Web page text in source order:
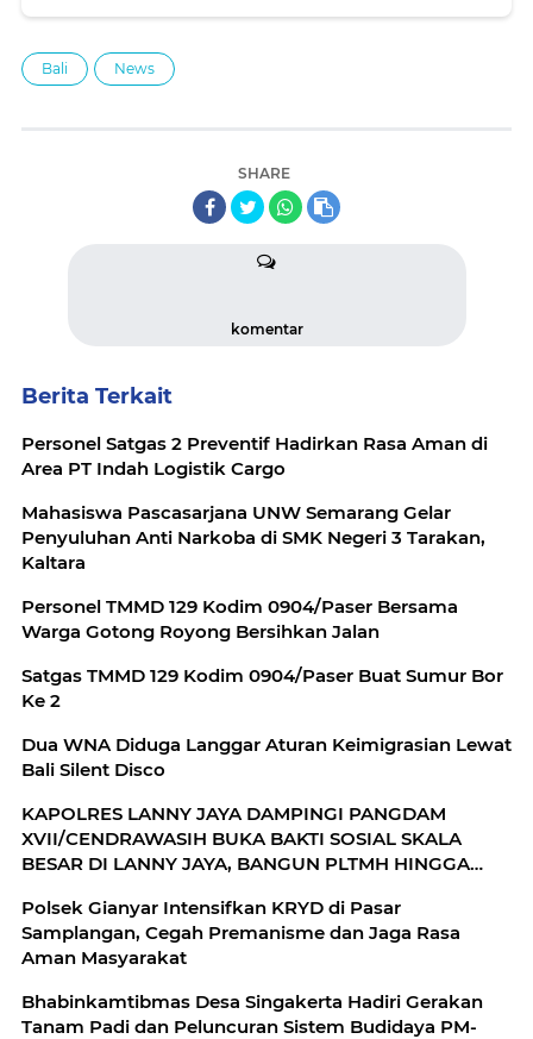
Bali News
SHARE
komentar
Berita Terkait
Personel Satgas 2 Preventif Hadirkan Rasa Aman di
Area PT Indah Logistik Cargo
Mahasiswa Pascasarjana UNW Semarang Gelar
Penyuluhan Anti Narkoba di SMK Negeri 3 Tarakan,
Kaltara
Personel TMMD 129 Kodim 0904/Paser Bersama
Warga Gotong Royong Bersihkan Jalan
Satgas TMMD 129 Kodim 0904/Paser Buat Sumur Bor
Ke 2
Dua WNA Diduga Langgar Aturan Keimigrasian Lewat
Bali Silent Disco
KAPOLRES LANNY JAYA DAMPINGI PANGDAM
XVII/CENDRAWASIH BUKA BAKTI SOSIAL SKALA
BESAR DI LANNY JAYA, BANGUN PLTMH HINGGA
Polsek Gianyar Intensifkan KRYD di Pasar
Samplangan, Cegah Premanisme dan Jaga Rasa
Aman Masyarakat
Bhabinkamtibmas Desa Singakerta Hadiri Gerakan
Tanam Padi dan Peluncuran Sistem Budidaya PM-